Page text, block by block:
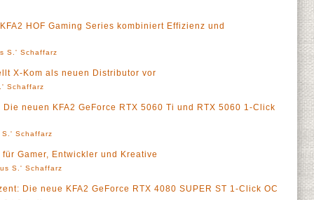
HOF Gaming Series kombiniert Effizienz und
S.' Schaffarz
X-Kom als neuen Distributor vor
Schaffarz
neuen KFA2 GeForce RTX 5060 Ti und RTX 5060 1-Click
S.' Schaffarz
Gamer, Entwickler und Kreative
S.' Schaffarz
Die neue KFA2 GeForce RTX 4080 SUPER ST 1-Click OC